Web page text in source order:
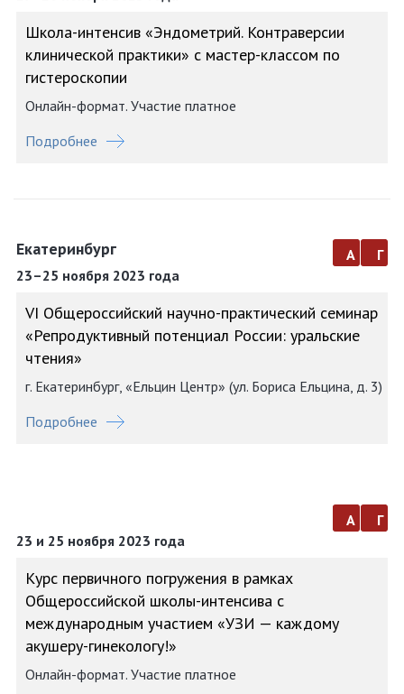
Школа-интенсив «Эндометрий. Контраверсии
клинической практики» с мастер-классом по
гистероскопии
Онлайн-формат. Участие платное
Подробнее
Екатеринбург
23–25 ноября 2023 года
а г
VI Общероссийский научно-практический семинар
«Репродуктивный потенциал России: уральские
чтения»
г. Екатеринбург, «Ельцин Центр» (ул. Бориса Ельцина, д. 3)
Подробнее
23 и 25 ноября 2023 года
а г
Курс первичного погружения в рамках
Общероссийской школы-интенсива с
международным участием «УЗИ — каждому
акушеру-гинекологу!»
Онлайн-формат. Участие платное